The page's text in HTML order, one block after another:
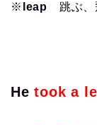
※ leap 跳ぶ
He took a